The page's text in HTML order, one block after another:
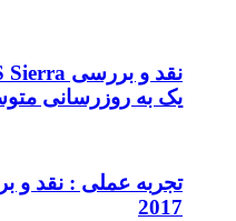
یک به روزرسانی
2017